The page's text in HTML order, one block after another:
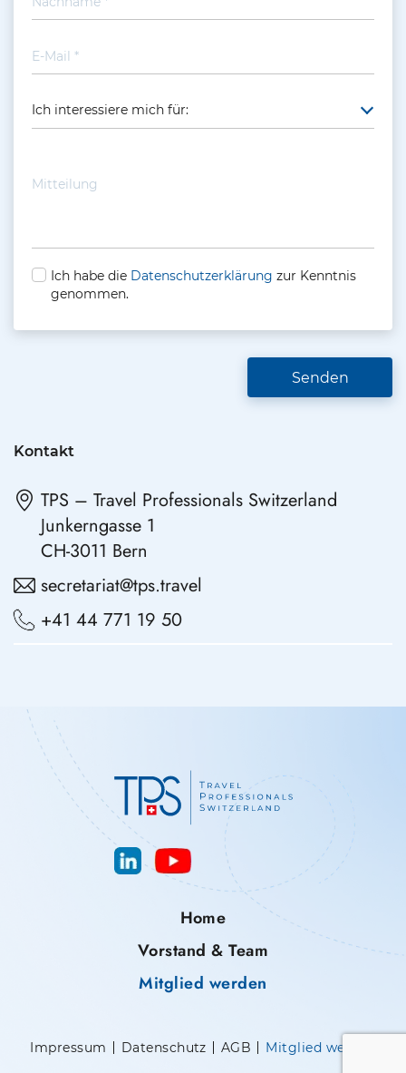
Ich interessiere mich für:
e
e
l
e
i
d
m
p
y
Ich habe die Datenschutzerklärung zur Kenntnis
genommen.
Kontakt
TPS – Travel Professionals Switzerland
Junkerngasse 1
CH-3011 Bern
secretariat@tps.travel
+41 44 771 19 50
Home
Vorstand & Team
Mitglied werden
Impressum Datenschutz AGB Mitglied werden